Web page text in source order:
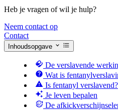
Heb je vragen of wil je hulp?
Neem contact op
Contact
Inhoudsopgave
De verslavende
Wat is
Is fentanyl verslavend?
Je leven bepalen
De